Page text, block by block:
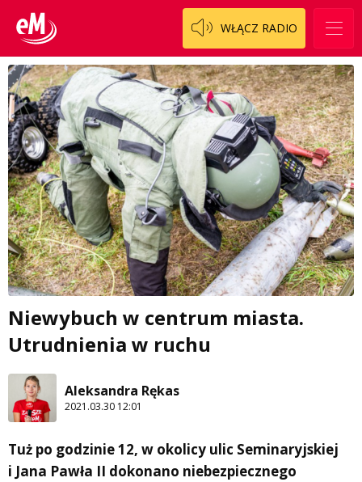
WŁĄCZ RADIO
Niewybuch w centrum miasta.
Utrudnienia w ruchu
Aleksandra Rękas
2021.03.30 12:01
Tuż po godzinie 12, w okolicy ulic Seminaryjskiej
i Jana Pawła II dokonano niebezpiecznego